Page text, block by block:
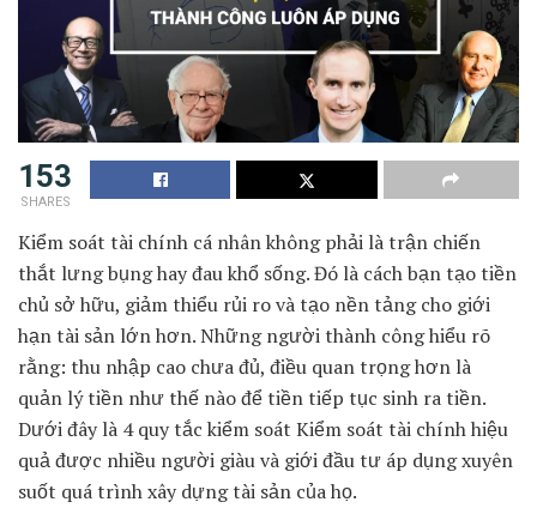
153
SHARES
Kiểm soát tài chính cá nhân không phải là trận chiến
thắt lưng bụng hay đau khổ sống. Đó là cách bạn tạo tiền
chủ sở hữu, giảm thiểu rủi ro và tạo nền tảng cho giới
hạn tài sản lớn hơn. Những người thành công hiểu rõ
rằng: thu nhập cao chưa đủ, điều quan trọng hơn là
quản lý tiền như thế nào để tiền tiếp tục sinh ra tiền.
Dưới đây là 4 quy tắc kiểm soát Kiểm soát tài chính hiệu
quả được nhiều người giàu và giới đầu tư áp dụng xuyên
suốt quá trình xây dựng tài sản của họ.